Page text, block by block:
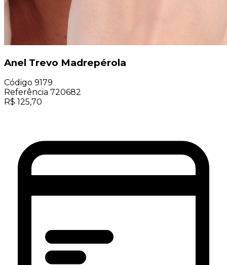
Anel Trevo Madrepérola
Código 9179
Referência 720682
R$ 125,70